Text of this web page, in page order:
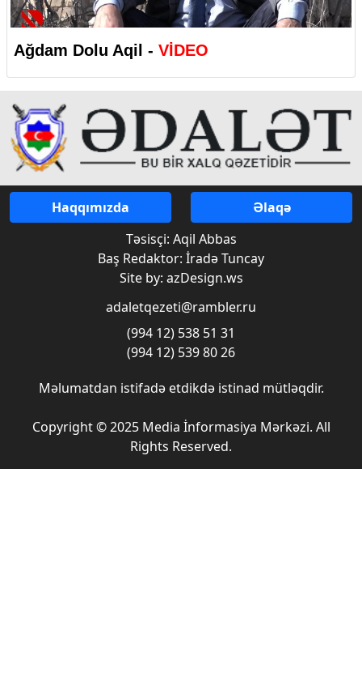
Ağdam Dolu Aqil - VİDEO
Haqqımızda
Əlaqə
Təsisçi: Aqil Abbas
Baş Redaktor: İradə Tuncay
Site by: azDesign.ws
adaletqezeti@rambler.ru
(994 12) 538 51 31
(994 12) 539 80 26
Məlumatdan istifadə etdikdə istinad mütləqdir.
Copyright © 2025 Media İnformasiya Mərkəzi. All
Rights Reserved.